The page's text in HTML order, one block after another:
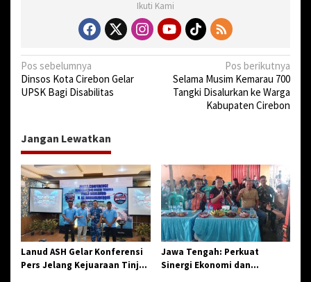
Ikuti Kami
N
a
g
a
s
i
p
o
s
Pos sebelumnya
Dinsos Kota Cirebon Gelar
UPSK Bagi Disabilitas
Pos berikutnya
Selama Musim Kemarau 700
Tangki Disalurkan ke Warga
Kabupaten Cirebon
Jangan Lewatkan
Lanud ASH Gelar Konferensi
Pers Jelang Kejuaraan Tinju
Jawa Tengah: Perkuat
Sinergi Ekonomi dan